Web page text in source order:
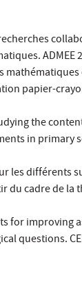
ADMEE
papier-
the
in primary
les différents
cadre de la
for improving
questions.